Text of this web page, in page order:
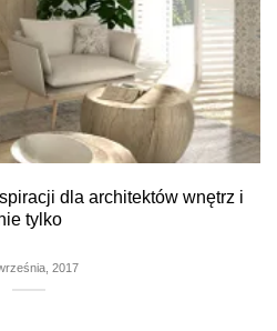
dla architektów wnętrz i
tylko
2017